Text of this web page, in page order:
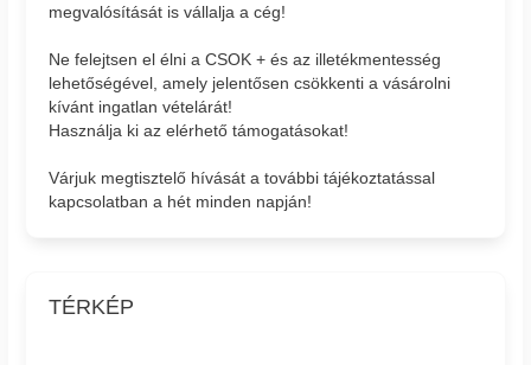
megvalósítását is vállalja a cég!
Ne felejtsen el élni a CSOK + és az illetékmentesség
lehetőségével, amely jelentősen csökkenti a vásárolni
kívánt ingatlan vételárát!
Használja ki az elérhető támogatásokat!
Várjuk megtisztelő hívását a további tájékoztatással
kapcsolatban a hét minden napján!
TÉRKÉP